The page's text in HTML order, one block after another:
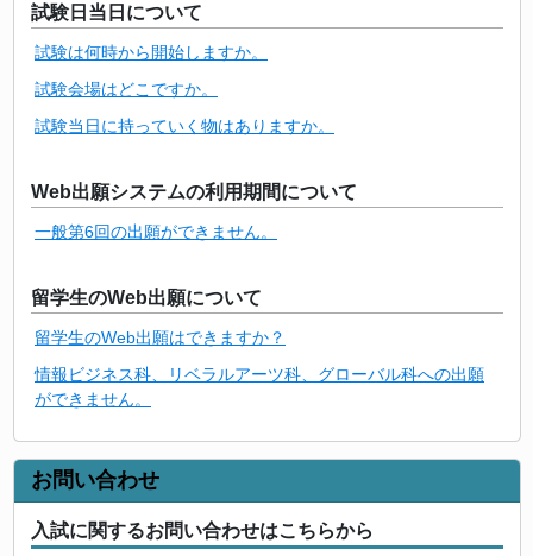
試験日当日について
試験は何時から開始しますか。
試験会場はどこですか。
試験当日に持っていく物はありますか。
Web出願システムの利用期間について
一般第6回の出願ができません。
留学生のWeb出願について
留学生のWeb出願はできますか？
情報ビジネス科、リベラルアーツ科、グローバル科への出願
ができません。
お問い合わせ
入試に関するお問い合わせはこちらから